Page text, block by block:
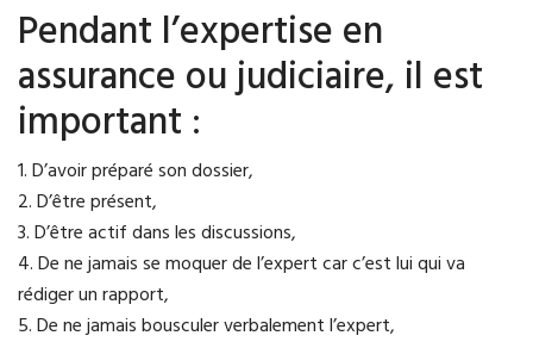
Pendant l’expertise en
assurance ou judiciaire, il est
important :
1. D’avoir préparé son dossier,
2. D’être présent,
3. D’être actif dans les discussions,
4. De ne jamais se moquer de l’expert car c’est lui qui va
rédiger un rapport,
5. De ne jamais bousculer verbalement l’expert,